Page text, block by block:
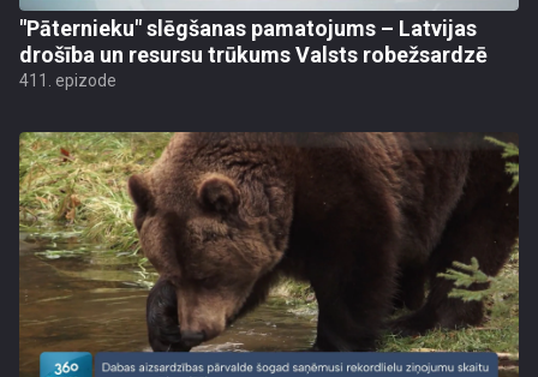
"Pāternieku" slēgšanas pamatojums – Latvijas
drošība un resursu trūkums Valsts robežsardzē
411. epizode